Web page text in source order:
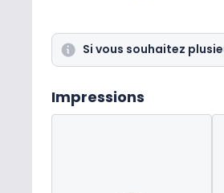
Si vous souhaitez
Impressions